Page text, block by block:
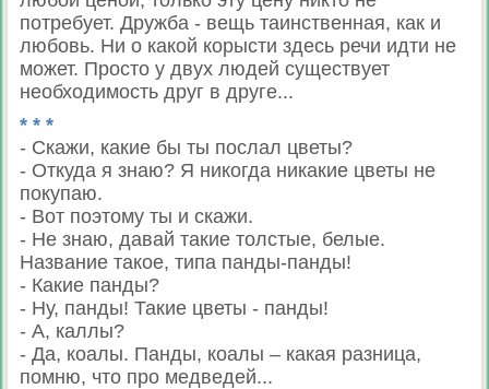
потребует. Дружба - вещь таинственная, как и
любовь. Ни о какой корысти здесь речи идти не
может. Просто у двух людей существует
необходимость друг в друге...
* * *
- Скажи, какие бы ты послал цветы?
- Откуда я знаю? Я никогда никакие цветы не
покупаю.
- Вот поэтому ты и скажи.
- Не знаю, давай такие толстые, белые.
Название такое, типа панды-панды!
- Какие панды?
- Ну, панды! Такие цветы - панды!
- А, каллы?
- Да, коалы. Панды, коалы – какая разница,
помню, что про медведей...